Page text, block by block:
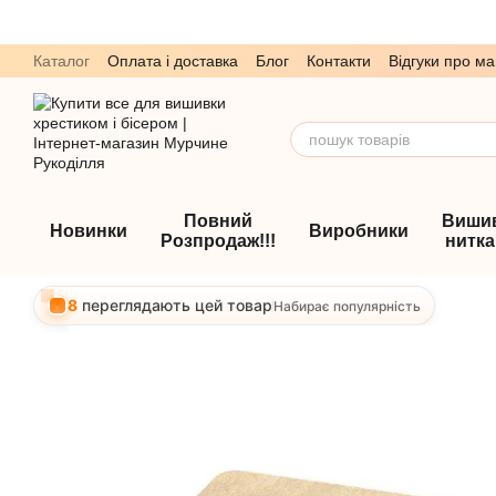
Каталог Оплата і доставка Блог Контакти
Відгуки про
Обмін та повернення
Угода користувача
Новинки
Повний
Розпродаж!!!
Виробники
8 переглядають цей товарНабирає популярність